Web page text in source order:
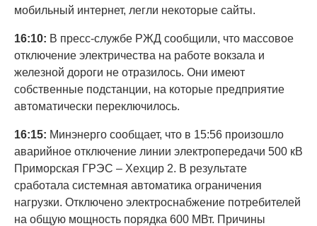
мобильный интернет, легли некоторые сайты.
16:10: В пресс-службе РЖД сообщили, что массовое
отключение электричества на работе вокзала и
железной дороги не отразилось. Они имеют
собственные подстанции, на которые предприятие
автоматически переключилось.
16:15: Минэнерго сообщает, что в 15:56 произошло
аварийное отключение линии электропередачи 500 кВ
Приморская ГРЭС – Хехцир 2. В результате
сработала системная автоматика ограничения
нагрузки. Отключено электроснабжение потребителей
на общую мощность порядка 600 МВт. Причины